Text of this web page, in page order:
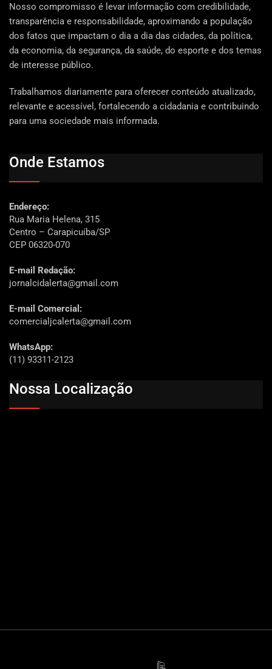
Nosso compromisso é levar informação com credibilidade,
transparência e responsabilidade, aproximando a população
dos fatos que impactam o dia a dia das cidades, da política,
da economia, da segurança, da saúde, do esporte e dos temas
de interesse público.
Trabalhamos diariamente para oferecer conteúdo atualizado,
relevante e acessível, fortalecendo a cidadania e contribuindo
para uma sociedade mais informada.
Onde Estamos
Endereço:
Rua Maria Helena, 315
Centro – Carapicuíba/SP
CEP 06320-070
E-mail Redação:
jornalcidalerta@gmail.com
E-mail Comercial:
comercialjcalerta@gmail.com
WhatsApp:
(11) 93311-2123
Nossa Localização